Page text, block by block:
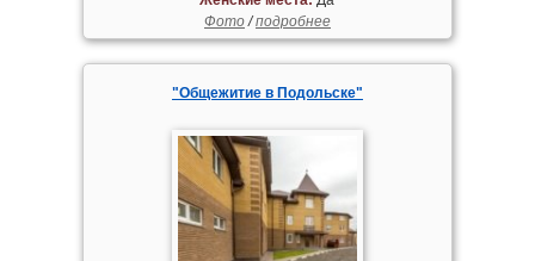
Фото/подробнее
"Общежитие в Подольске"